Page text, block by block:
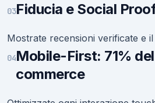
03Fiducia e Social
Mostrate recensioni verificate e
04Mobile-First: 71%
commerce